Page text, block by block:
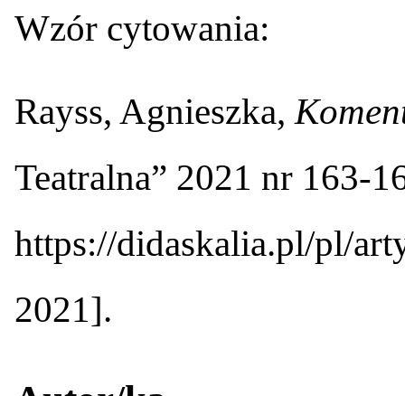
Wzór cytowania:
Rayss, Agnieszka,
Teatralna” 2021 nr 163-
https://didaskalia.pl/pl/
2021].